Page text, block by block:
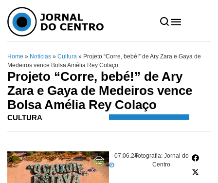
Home » Notícias » Cultura » Projeto “Corre, bebé!” de Ary Zara e Gaya de
Medeiros vence Bolsa Amélia Rey Colaço
Projeto “Corre, bebé!” de Ary
Zara e Gaya de Medeiros vence
Bolsa Amélia Rey Colaço
CULTURA
07.06.24Fotografia: Jornal do
Centro